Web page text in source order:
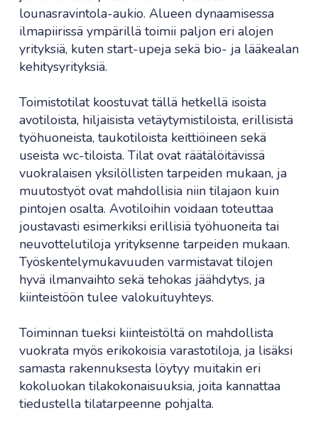
lounasravintola-aukio. Alueen dynaamisessa
ilmapiirissä ympärillä toimii paljon eri alojen
yrityksiä, kuten start-upeja sekä bio- ja lääkealan
kehitysyrityksiä.
Toimistotilat koostuvat tällä hetkellä isoista
avotiloista, hiljaisista vetäytymistiloista, erillisistä
työhuoneista, taukotiloista keittiöineen sekä
useista wc-tiloista. Tilat ovat räätälöitävissä
vuokralaisen yksilöllisten tarpeiden mukaan, ja
muutostyöt ovat mahdollisia niin tilajaon kuin
pintojen osalta. Avotiloihin voidaan toteuttaa
joustavasti esimerkiksi erillisiä työhuoneita tai
neuvottelutiloja yrityksenne tarpeiden mukaan.
Työskentelymukavuuden varmistavat tilojen
hyvä ilmanvaihto sekä tehokas jäähdytys, ja
kiinteistöön tulee valokuituyhteys.
Toiminnan tueksi kiinteistöltä on mahdollista
vuokrata myös erikokoisia varastotiloja, ja lisäksi
samasta rakennuksesta löytyy muitakin eri
kokoluokan tilakokonaisuuksia, joita kannattaa
tiedustella tilatarpeenne pohjalta.